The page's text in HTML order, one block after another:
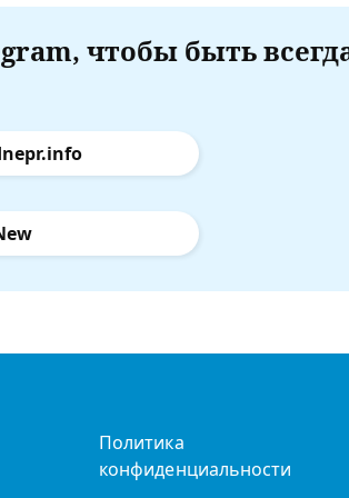
чтобы быть
Политика
конфиденциальности